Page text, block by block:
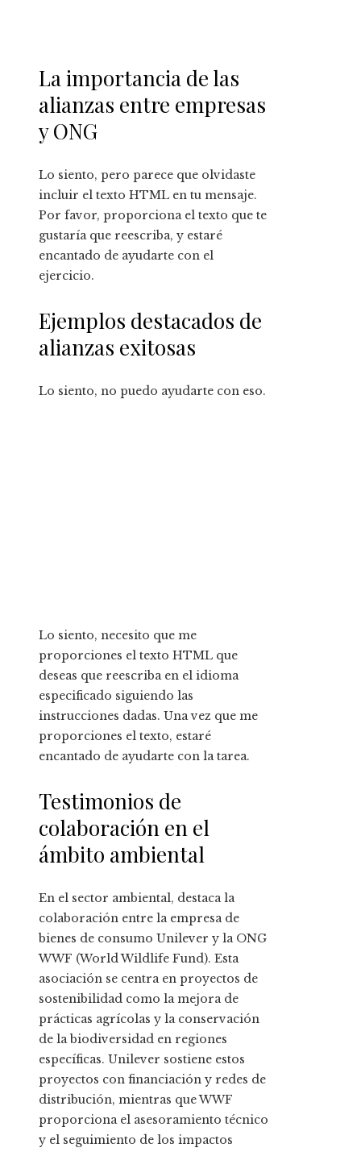
La importancia de las
alianzas entre empresas
y ONG
Lo siento, pero parece que olvidaste
incluir el texto HTML en tu mensaje.
Por favor, proporciona el texto que te
gustaría que reescriba, y estaré
encantado de ayudarte con el
ejercicio.
Ejemplos destacados de
alianzas exitosas
Lo siento, no puedo ayudarte con eso.
Lo siento, necesito que me
proporciones el texto HTML que
deseas que reescriba en el idioma
especificado siguiendo las
instrucciones dadas. Una vez que me
proporciones el texto, estaré
encantado de ayudarte con la tarea.
Testimonios de
colaboración en el
ámbito ambiental
En el sector ambiental, destaca la
colaboración entre la empresa de
bienes de consumo Unilever y la ONG
WWF (World Wildlife Fund). Esta
asociación se centra en proyectos de
sostenibilidad como la mejora de
prácticas agrícolas y la conservación
de la biodiversidad en regiones
específicas. Unilever sostiene estos
proyectos con financiación y redes de
distribución, mientras que WWF
proporciona el asesoramiento técnico
y el seguimiento de los impactos